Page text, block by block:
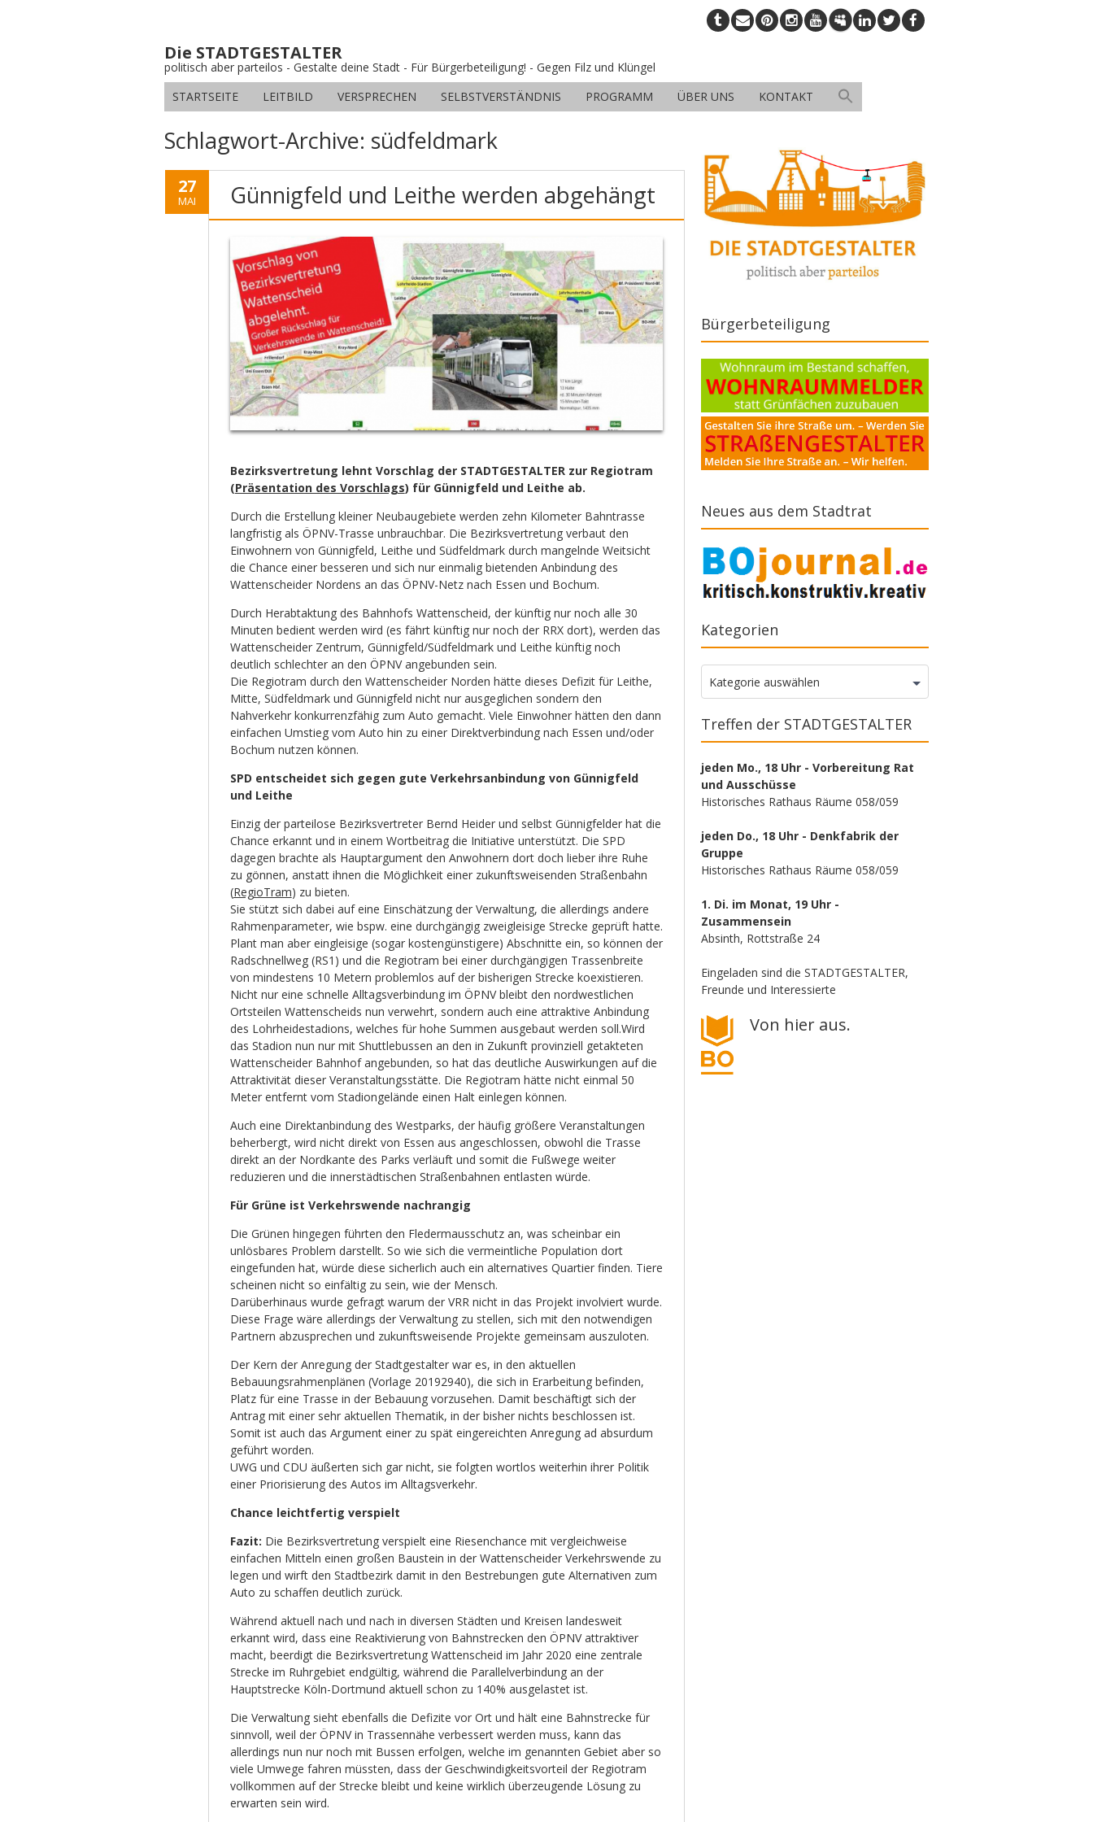
Die STADTGESTALTER
politisch aber parteilos - Gestalte deine Stadt - Für Bürgerbeteiligung! - Gegen Filz und Klüngel
STARTSEITE
LEITBILD VERSPRECHEN SELBSTVERSTÄNDNIS PROGRAMM ÜBER UNS KONTAKT
Schlagwort-Archive: südfeldmark
27
MAI Günnigfeld und Leithe werden abgehängt
Bezirksvertretung lehnt Vorschlag der STADTGESTALTER zur Regiotram
(Präsentation des Vorschlags) für Günnigfeld und Leithe ab.
Durch die Erstellung kleiner Neubaugebiete werden zehn Kilometer Bahntrasse
langfristig als ÖPNV-Trasse unbrauchbar. Die Bezirksvertretung verbaut den
Einwohnern von Günnigfeld, Leithe und Südfeldmark durch mangelnde Weitsicht
die Chance einer besseren und sich nur einmalig bietenden Anbindung des
Wattenscheider Nordens an das ÖPNV-Netz nach Essen und Bochum.
Durch Herabtaktung des Bahnhofs Wattenscheid, der künftig nur noch alle 30
Minuten bedient werden wird (es fährt künftig nur noch der RRX dort), werden das
Wattenscheider Zentrum, Günnigfeld/Südfeldmark und Leithe künftig noch
deutlich schlechter an den ÖPNV angebunden sein.
Die Regiotram durch den Wattenscheider Norden hätte dieses Defizit für Leithe,
Mitte, Südfeldmark und Günnigfeld nicht nur ausgeglichen sondern den
Nahverkehr konkurrenzfähig zum Auto gemacht. Viele Einwohner hätten den dann
einfachen Umstieg vom Auto hin zu einer Direktverbindung nach Essen und/oder
Bochum nutzen können.
SPD entscheidet sich gegen gute Verkehrsanbindung von Günnigfeld
und Leithe
Einzig der parteilose Bezirksvertreter Bernd Heider und selbst Günnigfelder hat die
Chance erkannt und in einem Wortbeitrag die Initiative unterstützt. Die SPD
dagegen brachte als Hauptargument den Anwohnern dort doch lieber ihre Ruhe
zu gönnen, anstatt ihnen die Möglichkeit einer zukunftsweisenden Straßenbahn
(RegioTram) zu bieten.
Sie stützt sich dabei auf eine Einschätzung der Verwaltung, die allerdings andere
Rahmenparameter, wie bspw. eine durchgängig zweigleisige Strecke geprüft hatte.
Plant man aber eingleisige (sogar kostengünstigere) Abschnitte ein, so können der
Radschnellweg (RS1) und die Regiotram bei einer durchgängigen Trassenbreite
von mindestens 10 Metern problemlos auf der bisherigen Strecke koexistieren.
Nicht nur eine schnelle Alltagsverbindung im ÖPNV bleibt den nordwestlichen
Ortsteilen Wattenscheids nun verwehrt, sondern auch eine attraktive Anbindung
des Lohrheidestadions, welches für hohe Summen ausgebaut werden soll.Wird
das Stadion nun nur mit Shuttlebussen an den in Zukunft provinziell getakteten
Wattenscheider Bahnhof angebunden, so hat das deutliche Auswirkungen auf die
Attraktivität dieser Veranstaltungsstätte. Die Regiotram hätte nicht einmal 50
Meter entfernt vom Stadiongelände einen Halt einlegen können.
Auch eine Direktanbindung des Westparks, der häufig größere Veranstaltungen
beherbergt, wird nicht direkt von Essen aus angeschlossen, obwohl die Trasse
direkt an der Nordkante des Parks verläuft und somit die Fußwege weiter
reduzieren und die innerstädtischen Straßenbahnen entlasten würde.
Für Grüne ist Verkehrswende nachrangig
Die Grünen hingegen führten den Fledermausschutz an, was scheinbar ein
unlösbares Problem darstellt. So wie sich die vermeintliche Population dort
eingefunden hat, würde diese sicherlich auch ein alternatives Quartier finden. Tiere
scheinen nicht so einfältig zu sein, wie der Mensch.
Darüberhinaus wurde gefragt warum der VRR nicht in das Projekt involviert wurde.
Diese Frage wäre allerdings der Verwaltung zu stellen, sich mit den notwendigen
Partnern abzusprechen und zukunftsweisende Projekte gemeinsam auszuloten.
Der Kern der Anregung der Stadtgestalter war es, in den aktuellen
Bebauungsrahmenplänen (Vorlage 20192940), die sich in Erarbeitung befinden,
Platz für eine Trasse in der Bebauung vorzusehen. Damit beschäftigt sich der
Antrag mit einer sehr aktuellen Thematik, in der bisher nichts beschlossen ist.
Somit ist auch das Argument einer zu spät eingereichten Anregung ad absurdum
geführt worden.
UWG und CDU äußerten sich gar nicht, sie folgten wortlos weiterhin ihrer Politik
einer Priorisierung des Autos im Alltagsverkehr.
Chance leichtfertig verspielt
Fazit: Die Bezirksvertretung verspielt eine Riesenchance mit vergleichweise
einfachen Mitteln einen großen Baustein in der Wattenscheider Verkehrswende zu
legen und wirft den Stadtbezirk damit in den Bestrebungen gute Alternativen zum
Auto zu schaffen deutlich zurück.
Während aktuell nach und nach in diversen Städten und Kreisen landesweit
erkannt wird, dass eine Reaktivierung von Bahnstrecken den ÖPNV attraktiver
macht, beerdigt die Bezirksvertretung Wattenscheid im Jahr 2020 eine zentrale
Strecke im Ruhrgebiet endgültig, während die Parallelverbindung an der
Hauptstrecke Köln-Dortmund aktuell schon zu 140% ausgelastet ist.
Die Verwaltung sieht ebenfalls die Defizite vor Ort und hält eine Bahnstrecke für
sinnvoll, weil der ÖPNV in Trassennähe verbessert werden muss, kann das
allerdings nun nur noch mit Bussen erfolgen, welche im genannten Gebiet aber so
viele Umwege fahren müssten, dass der Geschwindigkeitsvorteil der Regiotram
vollkommen auf der Strecke bleibt und keine wirklich überzeugende Lösung zu
erwarten sein wird.
Bürgerbeteiligung
Neues aus dem Stadtrat
Kategorien
Kategorien
Kategorie auswählen
Treffen der STADTGESTALTER
jeden Mo., 18 Uhr - Vorbereitung Rat
und Ausschüsse
Historisches Rathaus Räume 058/059
jeden Do., 18 Uhr - Denkfabrik der
Gruppe
Historisches Rathaus Räume 058/059
1. Di. im Monat, 19 Uhr -
Zusammensein
Absinth, Rottstraße 24
Eingeladen sind die STADTGESTALTER,
Freunde und Interessierte
Von hier aus.